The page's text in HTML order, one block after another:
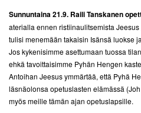
Sunnuntaina 21.9. Raili Tanskanen
aterialla ennen ristiinaulitsemista
tulisi menemään takaisin Isänsä luokse
Jos kykenisimme asettumaan tuossa
ehkä tavoittaisimme Pyhän Hengen
Antoihan Jeesus ymmärtää, että Pyhä
läsnäolonsa opetuslasten elämässä
myös meille tämän ajan opetuslapsille.